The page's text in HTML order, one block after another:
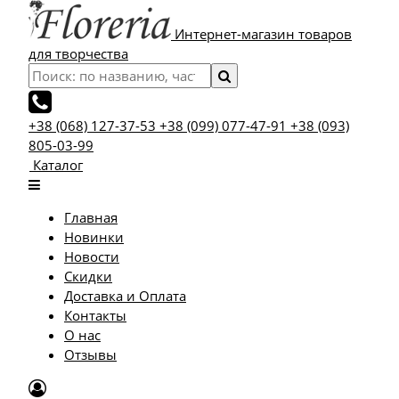
Интернет-магазин товаров
для творчества
+38 (068) 127-37-53 +38 (099) 077-47-91 +38 (093)
805-03-99
Каталог
Главная
Новинки
Новости
Скидки
Доставка и Оплата
Контакты
О нас
Отзывы